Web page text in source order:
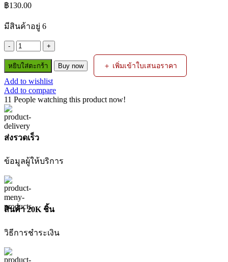
฿130.00
มีสินค้าอยู่ 6
จำนวน
ลวด
เชื่อ
มอ
ลู
เนียม
ไฟฟ้า
2.5MM
(5เส้น)
ชิ้น
หยิบใส่ตะกร้า Buy now ＋ เพิ่มเข้าใบเสนอราคา
Add to wishlist
Add to compare
11 People watching this product now!
ส่งรวดเร็ว
ข้อมูลผู้ให้บริการ
สินค้า 20K ชิ้น
วิธีการชำระเงิน